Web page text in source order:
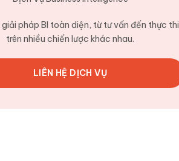
giải pháp BI toàn diện, từ tư vấn đến thực thi
trên nhiều chiến lược khác nhau.
LIÊN HỆ DỊCH VỤ